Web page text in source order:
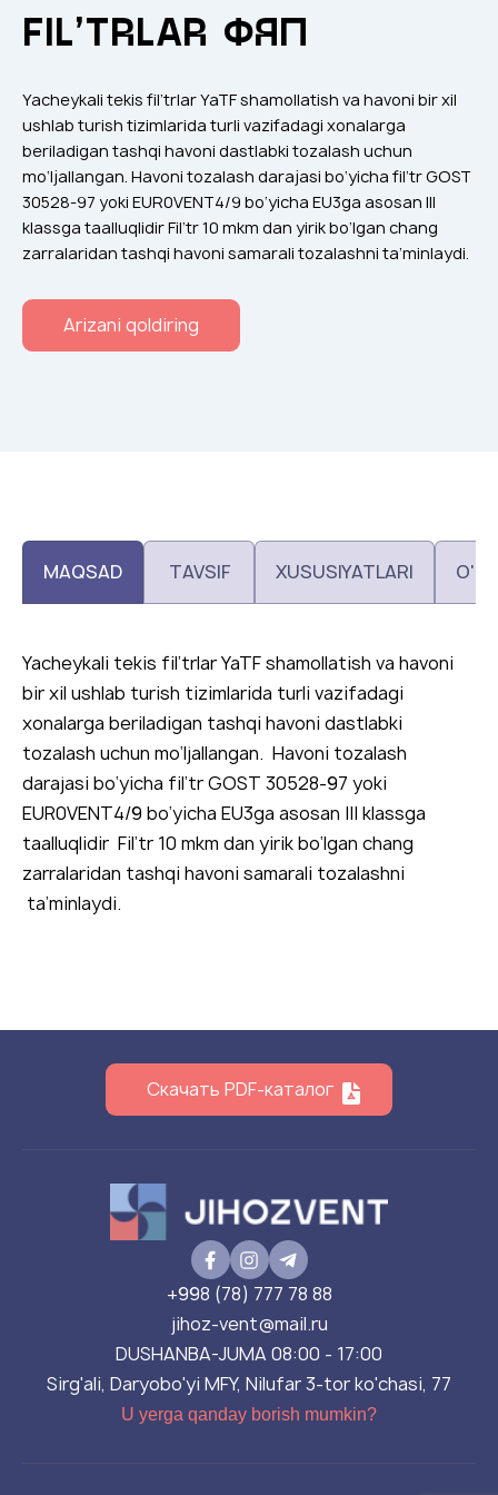
Klapanlar
Ventilatsion panjaralar
Shovqin yutgichlar
Ventilatsion mahsulotlar
Filtrlar
Qo'shimcha jihozlar
Горнодобывающая отрасль
FIL’TRLAR ФЯП
Yacheykali tekis fil’trlar YaTF shamollatish va havoni bir xil
ushlab turish tizimlarida turli vazifadagi xonalarga
beriladigan tashqi havoni dastlabki tozalash uchun
mo‘ljallangan. Havoni tozalash darajasi bo‘yicha fil’tr GOST
30528-97 yoki EUR0VENT4/9 bo‘yicha EU3ga asosan III
klassga taalluqlidir Fil’tr 10 mkm dan yirik bo‘lgan chang
zarralaridan tashqi havoni samarali tozalashni ta’minlaydi.
Arizani qoldiring
MAQSAD TAVSIF XUSUSIYATLARI
Yacheykali tekis fil’trlar YaTF shamollatish va havoni
bir xil ushlab turish tizimlarida turli vazifadagi
xonalarga beriladigan tashqi havoni dastlabki
tozalash uchun mo‘ljallangan. Havoni tozalash
darajasi bo‘yicha fil’tr GOST 30528-97 yoki
EUR0VENT4/9 bo‘yicha EU3ga asosan III klassga
taalluqlidir Fil’tr 10 mkm dan yirik bo‘lgan chang
zarralaridan tashqi havoni samarali tozalashni
ta’minlaydi.
Скачать PDF-каталог
+998 (78) 777 78 88
jihoz-vent@mail.ru
DUSHANBA-JUMA 08:00 - 17:00
Sirg'ali, Daryobo'yi MFY, Nilufar 3-tor ko'chasi, 77
U yerga qanday borish mumkin?